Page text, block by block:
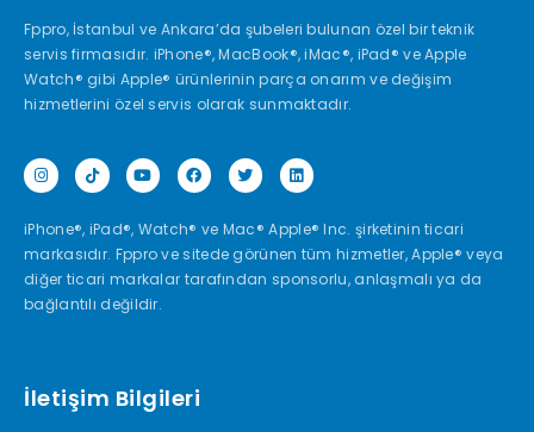
Fppro, İstanbul ve Ankara’da şubeleri bulunan özel bir teknik
servis firmasıdır. iPhone®, MacBook®, iMac®, iPad® ve Apple
Watch® gibi Apple® ürünlerinin parça onarım ve değişim
hizmetlerini özel servis olarak sunmaktadır.
iPhone®, iPad®, Watch® ve Mac® Apple® Inc. şirketinin ticari
markasıdır. Fppro ve sitede görünen tüm hizmetler, Apple® veya
diğer ticari markalar tarafından sponsorlu, anlaşmalı ya da
bağlantılı değildir.
İletişim Bilgileri